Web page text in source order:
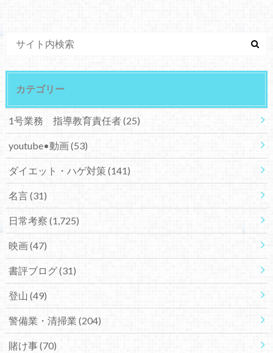
カテゴリー
1号業務 指導教育責任者(25)
youtube•動画(53)
ダイエット・ハゲ対策(141)
名言(31)
日常考察 (1,725)
映画(47)
書評ブログ(31)
登山 (49)
警備業・清掃業 (204)
賭け事(70)